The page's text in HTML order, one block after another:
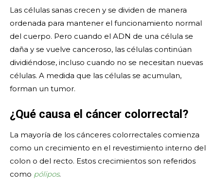
Las células sanas crecen y se dividen de manera
ordenada para mantener el funcionamiento normal
del cuerpo. Pero cuando el ADN de una célula se
daña y se vuelve canceroso, las células continúan
dividiéndose, incluso cuando no se necesitan nuevas
células. A medida que las células se acumulan,
forman un tumor.
¿Qué causa el cáncer colorrectal?
La mayoría de los cánceres colorrectales comienza
como un crecimiento en el revestimiento interno del
colon o del recto. Estos crecimientos son referidos
como pólipos.